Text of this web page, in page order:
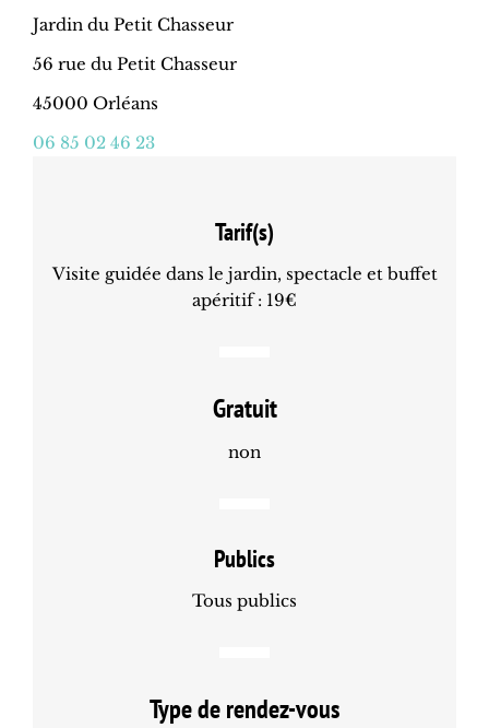
Jardin du Petit Chasseur
56 rue du Petit Chasseur
45000 Orléans
06 85 02 46 23
Tarif(s)
Visite guidée dans le jardin, spectacle et buffet
apéritif : 19€
Gratuit
non
Publics
Tous publics
Type de rendez-vous